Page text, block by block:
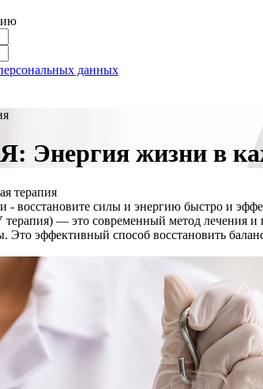
данных
Энергия жизни в
терапия
- восстановите силы и энергию быстро и
— это современный метод лечения
Это эффективный способ восстановить